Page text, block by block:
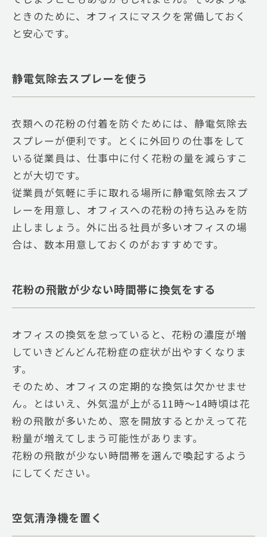
ときのために、オフィスにマスクを常備しておく
と安心です。
静電気除去スプレーを使う
衣類への花粉の付着を防ぐためには、静電気除去
スプレーが便利です。とくに外回りの仕事をして
いる従業員は、仕事中に付く花粉の量を減らすこ
とが大切です。
従業員が気軽に手に取れる場所に静電気除去スプ
レーを用意し、オフィスへの花粉の持ち込みを防
止しましょう。外に出る社員が多いオフィスの場
合は、数本用意しておくのがおすすめです。
花粉の飛散が少ない時間帯に換気をする
オフィスの換気を怠っていると、花粉の濃度が増
していきどんどん花粉症の症状が出やすくなりま
す。
そのため、オフィスの定期的な換気は欠かせませ
ん。とはいえ、外気温が上がる11時～14時頃は花
粉の飛散が多いため、窓を開放するとかえって花
粉量が増えてしまう可能性があります。
花粉の飛散が少ない時間帯を選んで喚起するよう
にしてください。
空気清浄機を置く